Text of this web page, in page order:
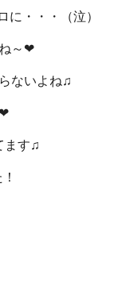
に・・・（泣）
～❤
ないよね♫
ます♫